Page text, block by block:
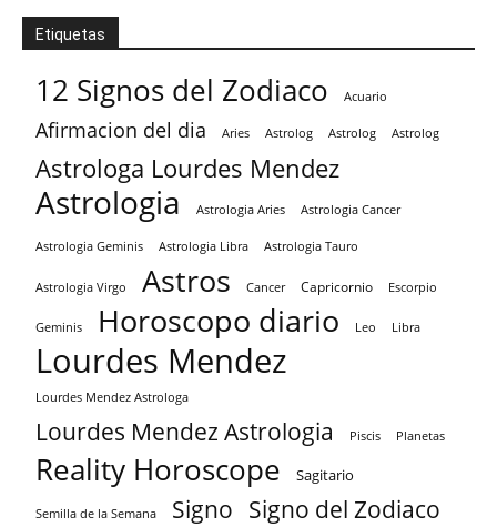
Etiquetas
12 Signos del Zodiaco Acuario
Afirmacion del dia Aries Astrolog Astrolog Astrolog
Astrologa Lourdes Mendez
Astrologia Astrologia Aries Astrologia Cancer
Astrologia Geminis Astrologia Libra Astrologia Tauro
Astrologia Virgo Astros Cancer Capricornio Escorpio
Geminis Horoscopo diario Leo Libra
Lourdes Mendez
Lourdes Mendez Astrologa
Lourdes Mendez Astrologia Piscis Planetas
Reality Horoscope Sagitario
Semilla de la Semana Signo Signo del Zodiaco